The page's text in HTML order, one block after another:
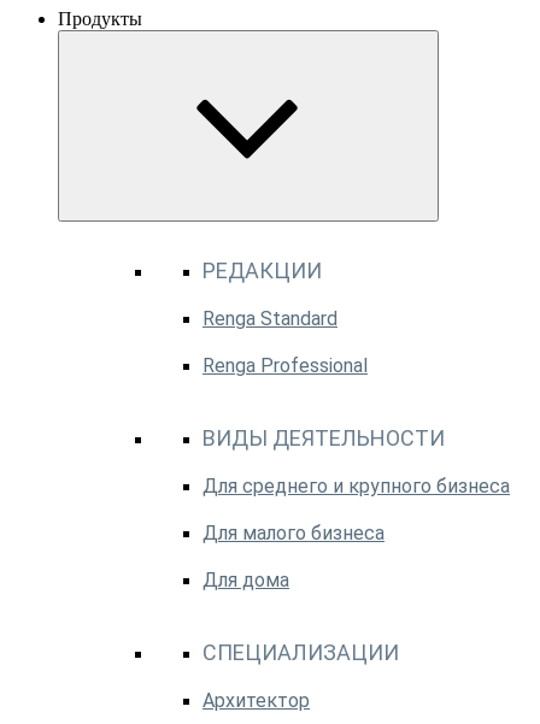
Продукты
РЕДАКЦИИ
Renga Standard
Renga Professional
ВИДЫ ДЕЯТЕЛЬНОСТИ
Для среднего и крупного бизнеса
Для малого бизнеса
Для дома
СПЕЦИАЛИЗАЦИИ
Архитектор